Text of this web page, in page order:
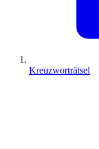
Kreuzworträtsel